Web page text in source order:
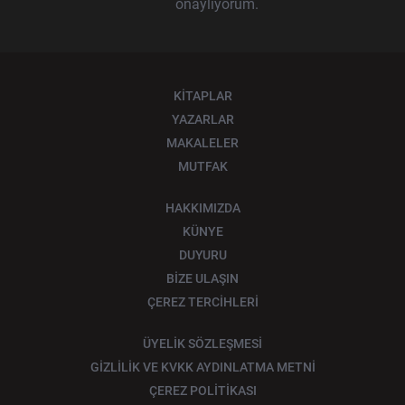
onaylıyorum.
KİTAPLAR
YAZARLAR
MAKALELER
MUTFAK
HAKKIMIZDA
KÜNYE
DUYURU
BİZE ULAŞIN
ÇEREZ TERCİHLERİ
ÜYELİK SÖZLEŞMESİ
GİZLİLİK VE KVKK AYDINLATMA METNİ
ÇEREZ POLİTİKASI